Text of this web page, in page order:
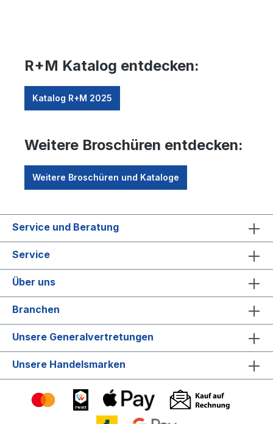
R+M Katalog entdecken:
Katalog R+M 2025
Weitere Broschüren entdecken:
Weitere Broschüren und Kataloge
Service und Beratung
Service
Über uns
Branchen
Unsere Generalvertretungen
Unsere Handelsmarken